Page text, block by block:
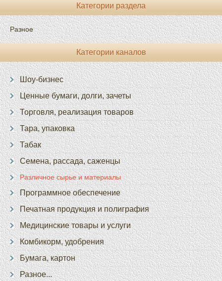
Категории раздела
Разное
Категории каналов
Шоу-бизнес
Ценные бумаги, долги, зачеты
Торговля, реализация товаров
Тара, упаковка
Табак
Семена, рассада, саженцы
Различное сырье и материалы
Программное обеспечение
Печатная продукция и полиграфия
Медицинские товары и услуги
Комбикорм, удобрения
Бумага, картон
Разное...